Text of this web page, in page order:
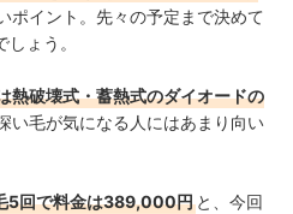
ポイント。先々の予定まで決めて
ょう。
熱破壊式・蓄熱式のダイオードの
い毛が気になる人にはあまり向い
5回で料金は389,000円 と、今回